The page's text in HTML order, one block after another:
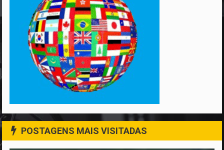
POSTAGENS MAIS VISITADAS